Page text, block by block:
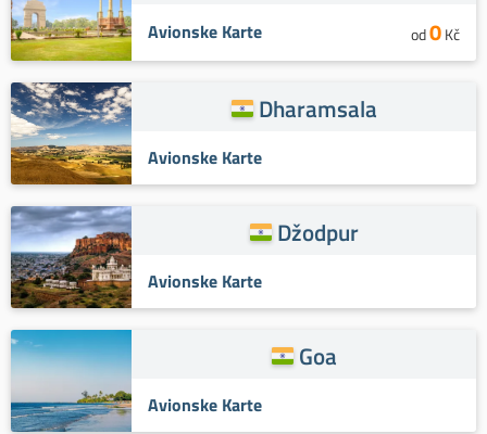
Avionske Karte od0Kč
Dharamsala
Avionske Karte
Džodpur
Avionske Karte
Goa
Avionske Karte